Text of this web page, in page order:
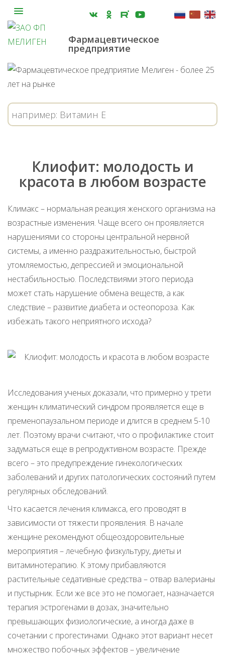
Фармацевтическое
предприятие
Клиофит: молодость и
красота в любом возрасте
Климакс – нормальная реакция женского организма на
возрастные изменения. Чаще всего он проявляется
нарушениями со стороны центральной нервной
системы, а именно раздражительностью, быстрой
утомляемостью, депрессией и эмоциональной
нестабильностью. Последствиями этого периода
может стать нарушение обмена веществ, а как
следствие – развитие диабета и остеопороза. Как
избежать такого неприятного исхода?
Исследования ученых доказали, что примерно у трети
женщин климатический синдром проявляется еще в
пременопаузальном периоде и длится в среднем 5-10
лет. Поэтому врачи считают, что о профилактике стоит
задуматься еще в репродуктивном возрасте. Прежде
всего – это предупреждение гинекологических
заболеваний и других патологических состояний путем
регулярных обследований.
Что касается лечения климакса, его проводят в
зависимости от тяжести проявления. В начале
женщине рекомендуют общеоздоровительные
мероприятия – лечебную физкультуру, диеты и
витаминотерапию. К этому прибавляются
растительные седативные средства – отвар валерианы
и пустырник. Если же все это не помогает, назначается
терапия эстрогенами в дозах, значительно
превышающих физиологические, а иногда даже в
сочетании с прогестинами. Однако этот вариант несет
множество побочных эффектов – увеличение